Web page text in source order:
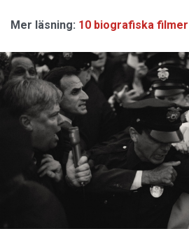
Mer läsning: 10 biografiska